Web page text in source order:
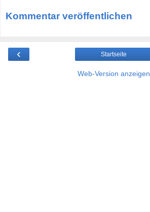
Kommentar veröffentlichen
‹ Startseite
Web-Version anzeigen